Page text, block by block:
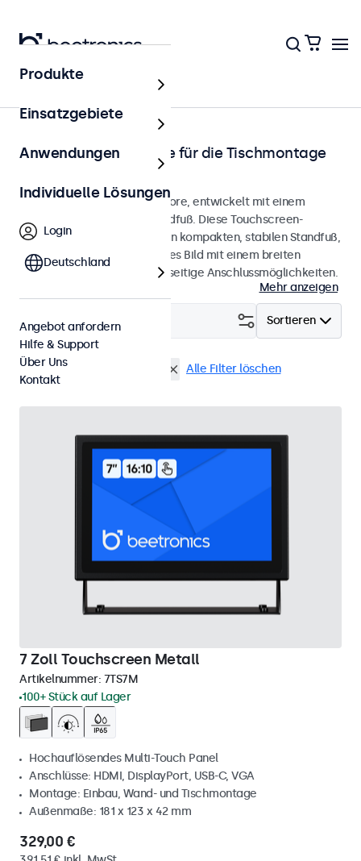
Startseite
Touchscreen-Monitore für die Tischmontage
Desktop-Touchscreen-Monitore, entwickelt mit einem
robusten, verstellbaren Standfuß. Diese Touchscreen-
Monitore verfügen über einen kompakten, stabilen Standfuß,
bieten ein gestochen scharfes Bild mit einem breiten
Betrachtungswinkel und vielseitige Anschlussmöglichkeiten.
Mehr anzeigen
Sortieren
Filtern (1
Tisch 7 Zoll Touchscreens Alle Filter löschen
7 Zoll Touchscreen Metall
Artikelnummer: 7TS7M
100+ Stück auf Lager
Hochauflösendes Multi-Touch Panel
Anschlüsse: HDMI, DisplayPort, USB-C, VGA
Montage: Einbau, Wand- und Tischmontage
Außenmaße: 181 x 123 x 42 mm
329,00 €
Produkte
Einsatzgebiete
Anwendungen
Individuelle Lösungen
Login
Deutschland
Angebot anfordern
Hilfe & Support
Über Uns
Kontakt